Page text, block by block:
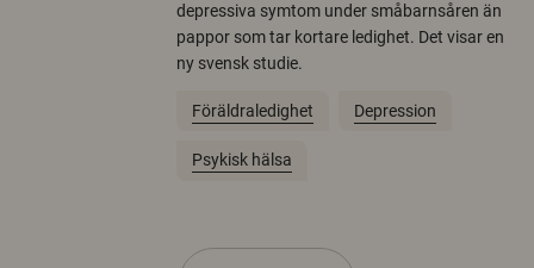
depressiva symtom under småbarnsåren än
pappor som tar kortare ledighet. Det visar en
ny svensk studie.
Föräldraledighet Depression
Psykisk hälsa